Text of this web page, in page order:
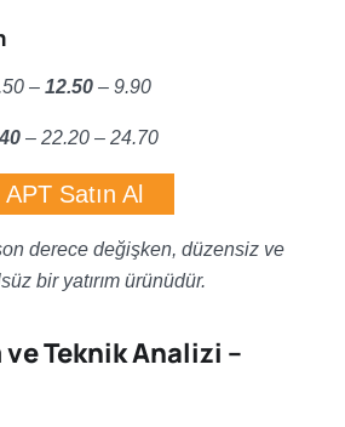
– 12.50 – 9.90
– 22.20 – 24.70
APT Satın Al
derece değişken, düzensiz ve
bir yatırım ürünüdür.
Teknik Analizi –